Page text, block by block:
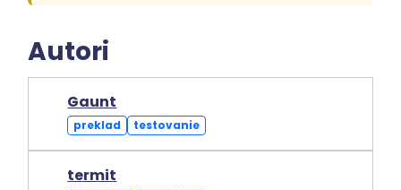
Autori
Gaunt
preklad testovanie
termit